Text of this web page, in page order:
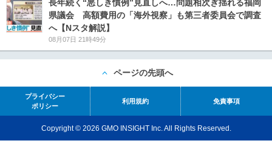
長年続く“悪しき慣例”見直しへ…問題相次ぎ揺れる福岡
県議会 高額費用の「海外視察」も第三者委員会で調査
へ【Nスタ解説】
08月07日 21時49分
ページの先頭へ
プライバシー
ポリシー
利用規約 免責事項
Copyright © 2026 GMO INSIGHT Inc. All Rights Reserved.